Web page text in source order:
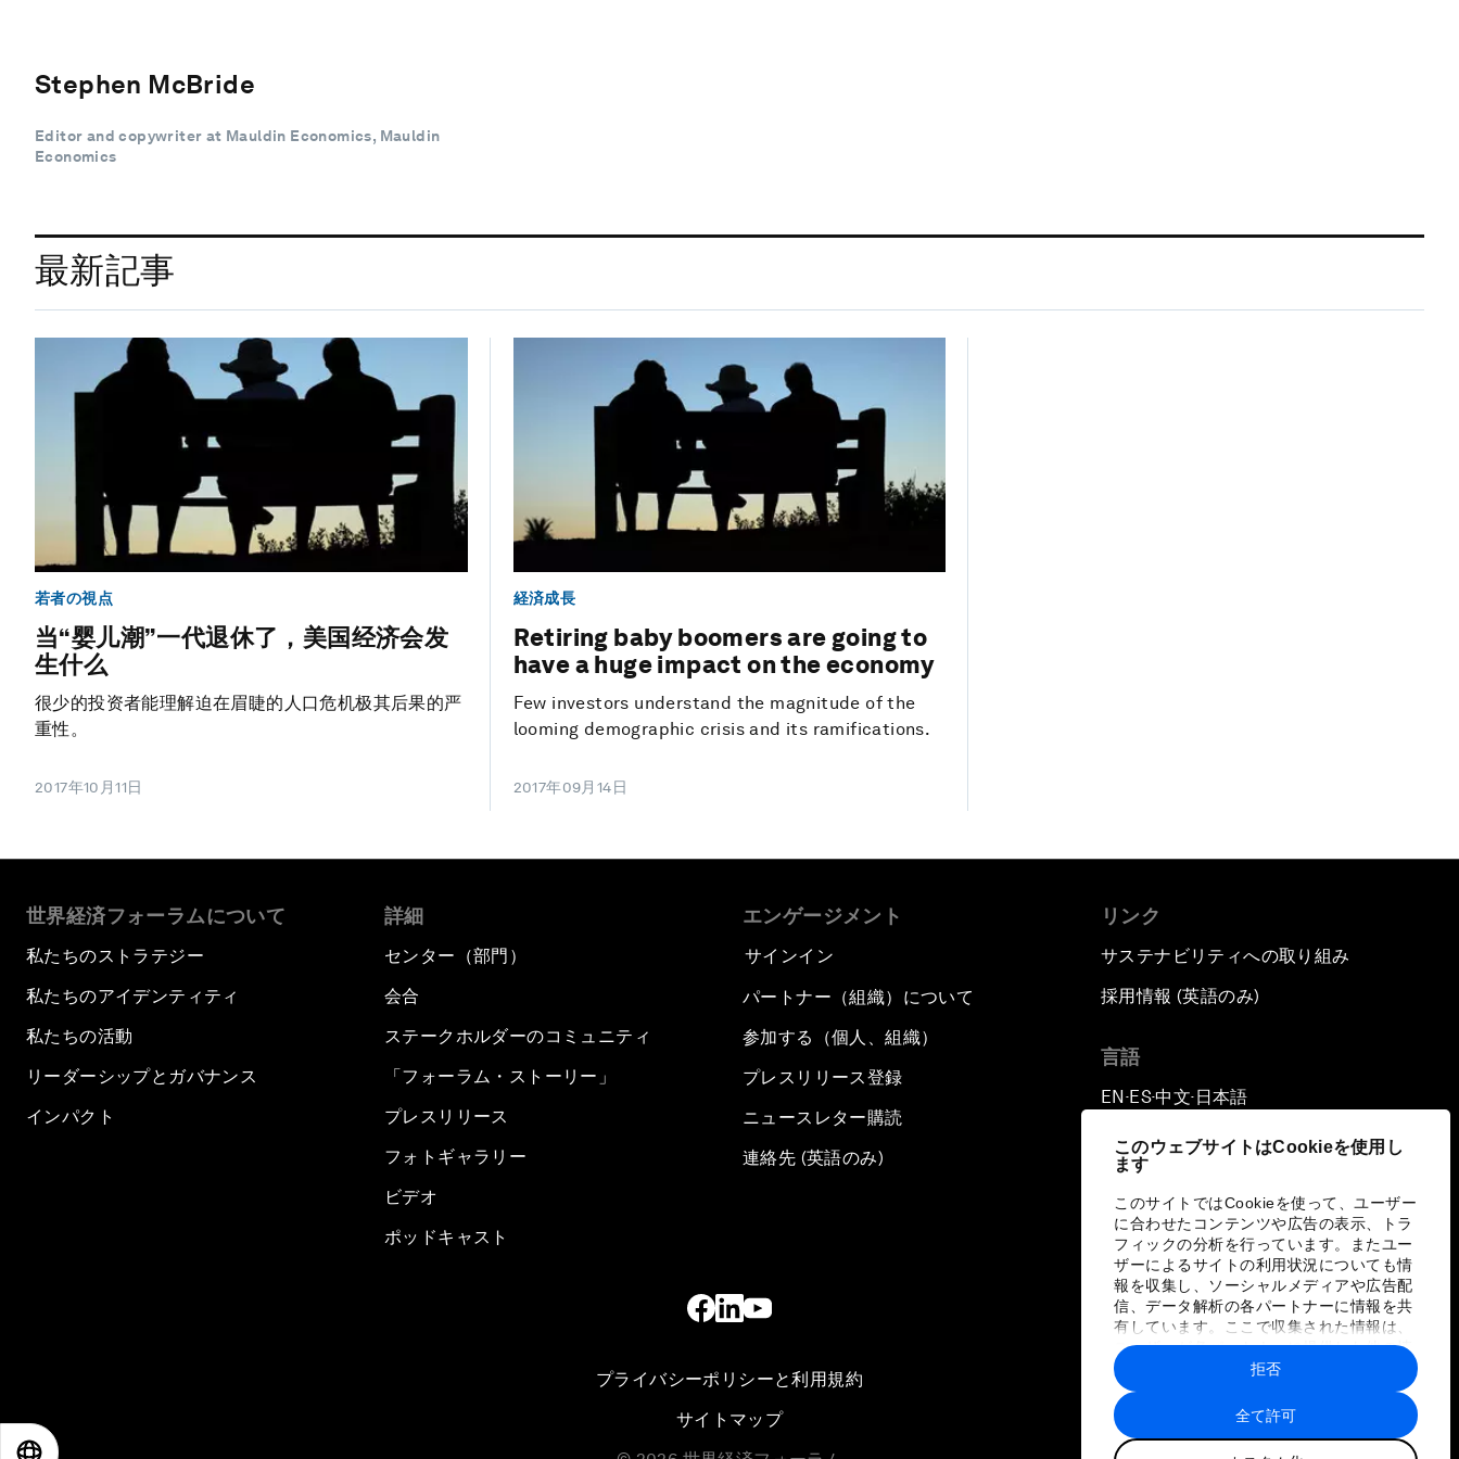
このウェブサイトはCookieを使用し
ます
このサイトではCookieを使って、ユーザー
に合わせたコンテンツや広告の表示、トラ
フィックの分析を行っています。またユー
ザーによるサイトの利用状況についても情
報を収集し、ソーシャルメディアや広告配
信、データ解析の各パートナーに情報を共
有しています。ここで収集された情報は、
ユーザーが各パートナーに提供した他の情
報や各パートナーのサービスを使用した際
に収集された情報と組み合わされ、各パー
トナーによって使用されることがありま
す。
全て許可
拒否
Stephen McBride
Editor and copywriter at Mauldin Economics, Mauldin
Economics
最新記事
若者の視点
当“婴儿潮”一代退休了，美国经济会发
生什么
很少的投资者能理解迫在眉睫的人口危机极其后果的严
重性。
2017年10月11日
経済成長
Retiring baby boomers are going to
have a huge impact on the economy
Few investors understand the magnitude of the
looming demographic crisis and its ramifications.
2017年09月14日
世界経済フォーラムについて
私たちのストラテジー
私たちのアイデンティティ
私たちの活動
リーダーシップとガバナンス
インパクト
詳細
センター（部門）
会合
ステークホルダーのコミュニティ
「フォーラム・ストーリー」
プレスリリース
フォトギャラリー
ビデオ
ポッドキャスト
エンゲージメント
サインイン
パートナー（組織）について
参加する（個人、組織）
プレスリリース登録
ニュースレター購読
連絡先 (英語のみ)
リンク
サステナビリティへの取り組み
採用情報 (英語のみ)
言語
EN ▪ ES▪中文▪ 日本語
プライバシーポリシーと利用規約
サイトマップ